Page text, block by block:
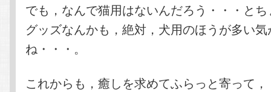
でも，なんで猫用はないんだろう・・・と
グッズなんかも，絶対，犬用のほうが多い
ね・・・。
これからも，癒しを求めてふらっと寄って，